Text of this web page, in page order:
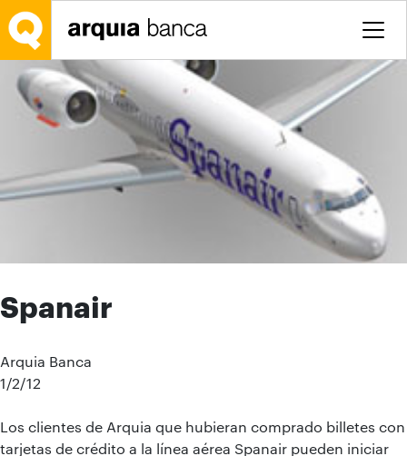
Saltar al contenido principal
Spanair
Arquia Banca
1/2/12
Los clientes de Arquia que hubieran comprado billetes con
tarjetas de crédito a la línea aérea Spanair pueden iniciar